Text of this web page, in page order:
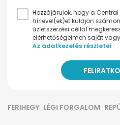
Hozzájárulok, hogy a
hírlevel(ek)et küldjön
üzletszerzési céllal
elérhetőségeimen saját
Az adatkezelés részletei
FERIHEGY LÉGI FORGALOM